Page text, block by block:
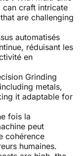
can craft intricate
are challenging
automatisés
réduisant les
en
Grinding
metals,
it adaptable for
fois la
peut
cohérence
humaines.